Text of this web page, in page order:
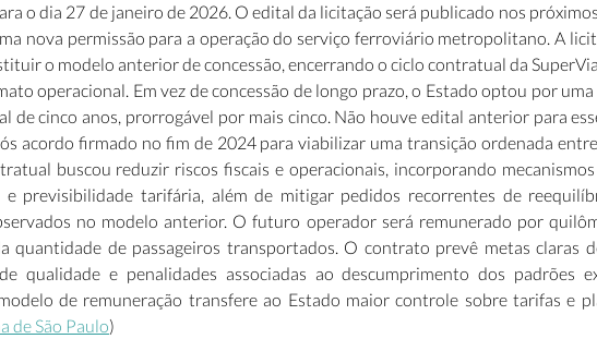
o dia 27 de janeiro de 2026. O edital da licitação será publicado nos
nova permissão para a operação do serviço ferroviário metropolitano. A
o modelo anterior de concessão, encerrando o ciclo contratual da
operacional. Em vez de concessão de longo prazo, o Estado optou por
de cinco anos, prorrogável por mais cinco. Não houve edital anterior para
acordo firmado no fim de 2024 para viabilizar uma transição ordenada
buscou reduzir riscos fiscais e operacionais, incorporando
e previsibilidade tarifária, além de mitigar pedidos recorrentes de
no modelo anterior. O futuro operador será remunerado por
quantidade de passageiros transportados. O contrato prevê metas claras
qualidade e penalidades associadas ao descumprimento dos padrões
de remuneração transfere ao Estado maior controle sobre tarifas e
de São Paulo)